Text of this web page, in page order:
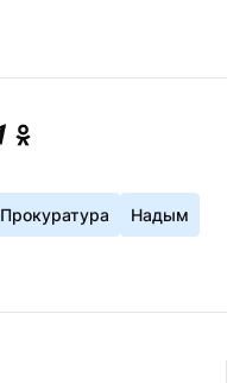
Прокуратура Надым